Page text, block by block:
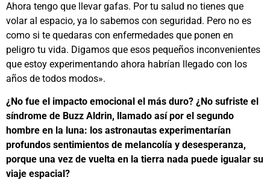
Ahora tengo que llevar gafas. Por tu salud no tienes que
volar al espacio, ya lo sabemos con seguridad. Pero no es
como si te quedaras con enfermedades que ponen en
peligro tu vida. Digamos que esos pequeños inconvenientes
que estoy experimentando ahora habrían llegado con los
años de todos modos».
¿No fue el impacto emocional el más duro? ¿No sufriste el
síndrome de Buzz Aldrin, llamado así por el segundo
hombre en la luna: los astronautas experimentarían
profundos sentimientos de melancolía y desesperanza,
porque una vez de vuelta en la tierra nada puede igualar su
viaje espacial?